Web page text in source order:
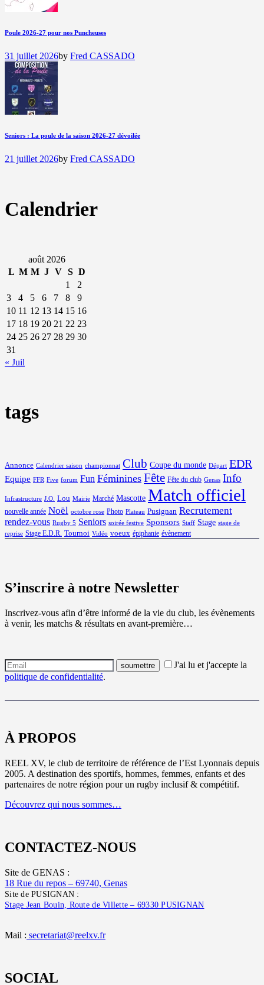
Poule 2026-27 pour nos Puncheuses
31 juillet 2026by Fred CASSADO
Seniors : La poule de la saison 2026-27 dévoilée
21 juillet 2026by Fred CASSADO
Calendrier
août 2026
L M M J V S D
1
2
3
4 5 6 7 8
9
10 11 12 13 14 15 16
17 18 19 20 21 22 23
24 25 26 27 28 29 30
31
« Juil
tags
Annonce Calendrier saison championnat Club Coupe du monde Départ EDR
Equipe FFR Five forum Fun Féminines Fête Fête du club Genas Info
Infrastructure J.O. Lou Mairie Marché Mascotte Match officiel
nouvelle année Noël octobre rose Photo Plateau Pusignan Recrutement
rendez-vous Rugby 5 Seniors soirée festive Sponsors Staff Stage stage de
reprise Stage E.D.R. Tournoi Vidéo voeux épiphanie évènement
S’inscrire à notre Newsletter
Inscrivez-vous afin d’être informé de la vie du club, les évènements
à venir, les matchs & résultats en avant-première…
J'ai lu et j'accepte la
politique de confidentialité.
À PROPOS
REEL XV, le club de territoire de référence de l’Est Lyonnais depuis
2005. A destination des sportifs, hommes, femmes, enfants et des
partenaires de notre région pour un rugby inclusif & compétitif.
Découvrez qui nous sommes…
CONTACTEZ-NOUS
Site de GENAS :
18 Rue du repos – 69740, Genas
Site de PUSIGNAN :
Stage Jean Bouin, Route de Villette – 69330 PUSIGNAN
Mail : secretariat@reelxv.fr
SOCIAL